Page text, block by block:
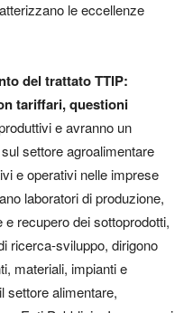
le eccellenze
del trattato TTIP:
tariffari, questioni
e avranno un
settore agroalimentare
e operativi nelle imprese
laboratori di produzione,
recupero dei sottoprodotti,
ricerca-sviluppo, dirigono
materiali, impianti e
settore alimentare,